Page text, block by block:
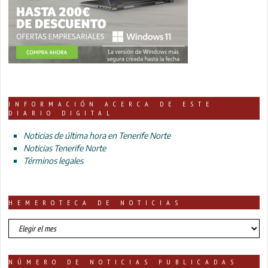
INFORMACIÓN ACERCA DE ESTE
DIARIO DIGITAL
Noticias de última hora en Tenerife Norte
Noticias Tenerife Norte
Términos legales
HEMEROTECA DE NOTICIAS
HEMEROTECA
DE
NÚMERO DE NOTICIAS PUBLICADAS